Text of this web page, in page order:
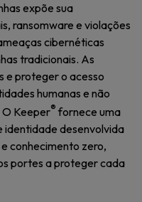
expõe sua
ransomware e violações
cibernéticas
tradicionais. As
e proteger o acesso
humanas e não
O Keeper®fornece uma
identidade desenvolvida
conhecimento zero,
portes a proteger cada